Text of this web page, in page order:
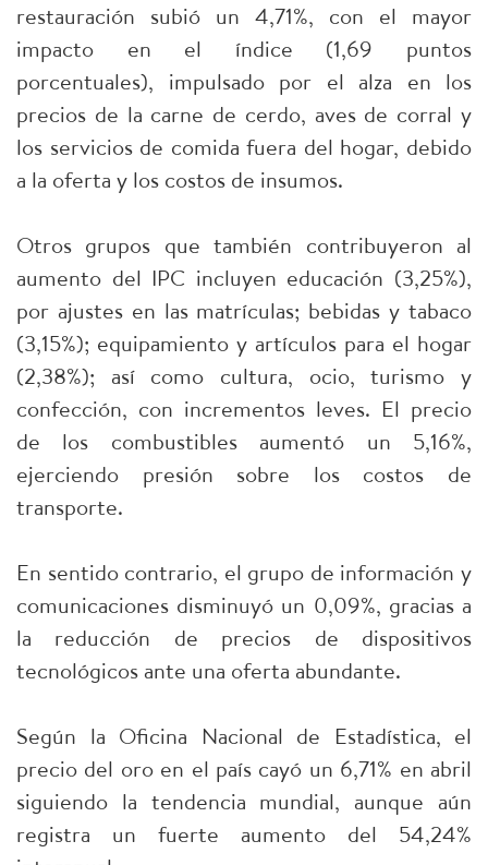
restauración subió un 4,71%, con el mayor
impacto en el índice (1,69 puntos
porcentuales), impulsado por el alza en los
precios de la carne de cerdo, aves de corral y
los servicios de comida fuera del hogar, debido
a la oferta y los costos de insumos.
Otros grupos que también contribuyeron al
aumento del IPC incluyen educación (3,25%),
por ajustes en las matrículas; bebidas y tabaco
(3,15%); equipamiento y artículos para el hogar
(2,38%); así como cultura, ocio, turismo y
confección, con incrementos leves. El precio
de los combustibles aumentó un 5,16%,
ejerciendo presión sobre los costos de
transporte.
En sentido contrario, el grupo de información y
comunicaciones disminuyó un 0,09%, gracias a
la reducción de precios de dispositivos
tecnológicos ante una oferta abundante.
Según la Oficina Nacional de Estadística, el
precio del oro en el país cayó un 6,71% en abril
siguiendo la tendencia mundial, aunque aún
registra un fuerte aumento del 54,24%